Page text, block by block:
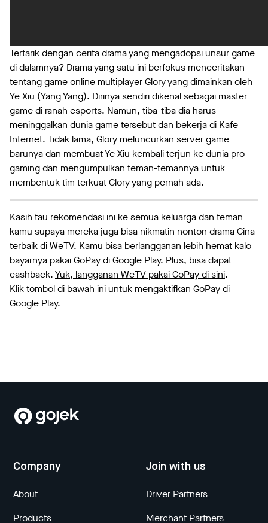
Tertarik dengan cerita drama yang mengadopsi unsur game
di dalamnya? Drama yang satu ini berfokus menceritakan
tentang game online multiplayer Glory yang dimainkan oleh
Ye Xiu (Yang Yang). Dirinya sendiri dikenal sebagai master
game di ranah esports. Namun, tiba-tiba dia harus
meninggalkan dunia game tersebut dan bekerja di Kafe
Internet. Tidak lama, Glory meluncurkan server game
barunya dan membuat Ye Xiu kembali terjun ke dunia pro
gaming dan mengumpulkan teman-temannya untuk
membentuk tim terkuat Glory yang pernah ada.
Kasih tau rekomendasi ini ke semua keluarga dan teman
kamu supaya mereka juga bisa nikmatin nonton drama Cina
terbaik di WeTV. Kamu bisa berlangganan lebih hemat kalo
bayarnya pakai GoPay di Google Play. Plus, bisa dapat
cashback.Yuk, langganan WeTV pakai GoPay di sini.
Klik tombol di bawah ini untuk mengaktifkan GoPay di
Google Play.
Company
About
Products
Join with us
Driver Partners
Merchant Partners